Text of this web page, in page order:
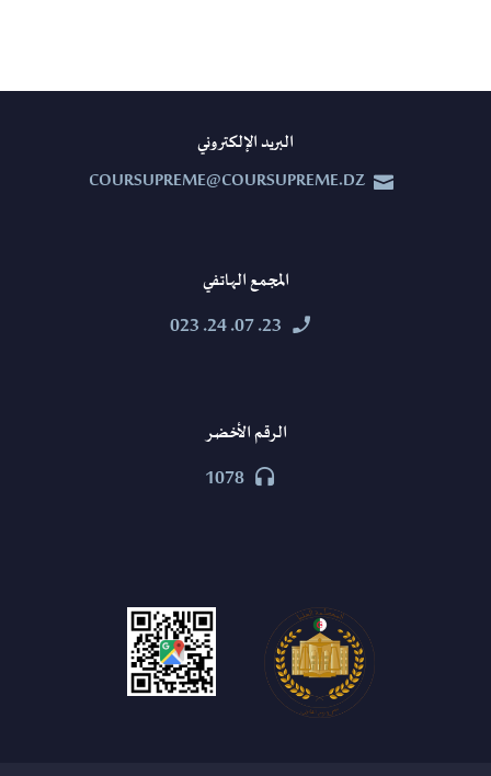
البريد الإلكتروني


COURSUPREME@COURSUPREME.DZ
المجمع الهاتفي


23. 07. 24. 023
الرقم الأخضر


1078